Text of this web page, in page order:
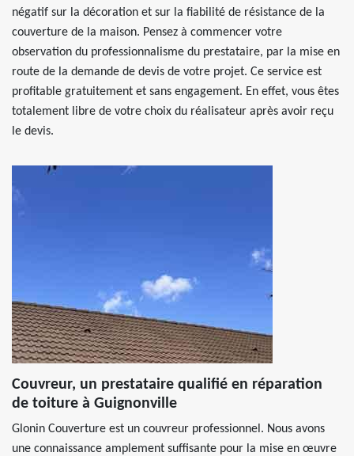
négatif sur la décoration et sur la fiabilité de résistance de la
couverture de la maison. Pensez à commencer votre
observation du professionnalisme du prestataire, par la mise en
route de la demande de devis de votre projet. Ce service est
profitable gratuitement et sans engagement. En effet, vous êtes
totalement libre de votre choix du réalisateur après avoir reçu
le devis.
Couvreur, un prestataire qualifié en réparation
de toiture à Guignonville
Glonin Couverture est un couvreur professionnel. Nous avons
une connaissance amplement suffisante pour la mise en œuvre